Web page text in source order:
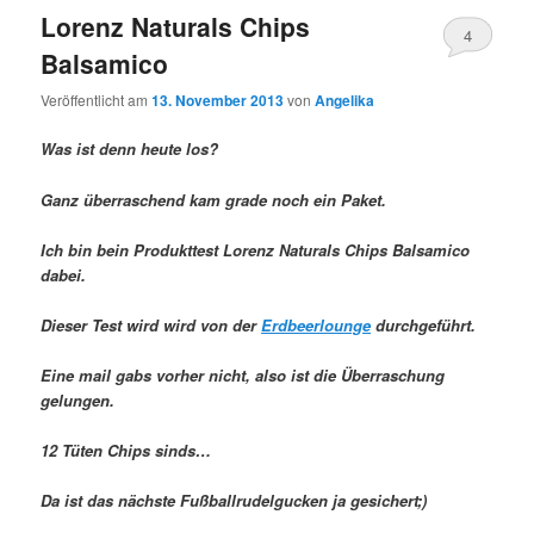
Lorenz Naturals Chips
Balsamico
Veröffentlicht am13. November 2013vonAngelika
4
Was ist denn heute los?
Ganz überraschend kam grade noch ein Paket.
Ich bin bein Produkttest Lorenz Naturals Chips Balsamico
dabei.
Dieser Test wird wird von derErdbeerloungedurchgeführt.
Eine mail gabs vorher nicht, also ist die Überraschung
gelungen.
12 Tüten Chips sinds…
Da ist das nächste Fußballrudelgucken ja gesichert;)